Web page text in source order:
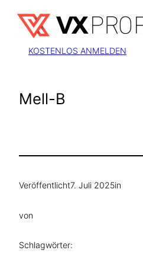
Inhalt
springen
KOSTENLOS ANMELDEN
Mell-B
Veröffentlicht7. Juli 2025in
von
Schlagwörter: